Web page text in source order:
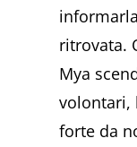
ritrovata.
Mya
volontari,
forte da